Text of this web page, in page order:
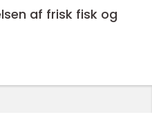
af frisk fisk og